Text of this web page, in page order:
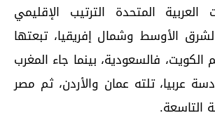
العربية المتحدة الترتيب الإقليمي
الأوسط وشمال إفريقيا، تبعتها
الكويت، فالسعودية، بينما جاء المغرب
عربيا، تلته عمان والأردن، ثم مصر
التاسعة.